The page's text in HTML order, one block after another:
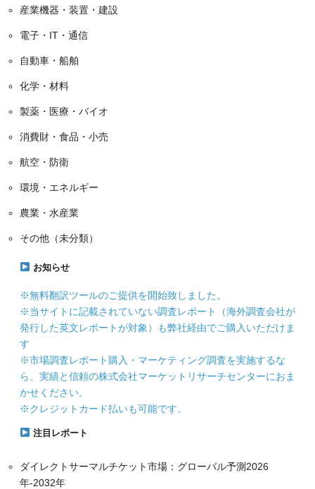
産業機器・装置・建設
電子・IT・通信
自動車・船舶
化学・材料
製薬・医療・バイオ
消費財・食品・小売
航空・防衛
環境・エネルギー
農業・水産業
その他（未分類）
お知らせ
※無料翻訳ツールのご提供を開始致しました。
※当サイトに記載されていない調査レポート（海外調査会社が
発行した英文レポートが対象）も弊社経由でご購入いただけま
す
※市場調査レポート購入・マーケティング調査を実施するな
ら、実績と信頼の株式会社マーケットリサーチセンターにおま
かせください。
※クレジットカード払いも可能です。
注目レポート
ダイレクトサーマルチケット市場：グローバル予測2026
年-2032年